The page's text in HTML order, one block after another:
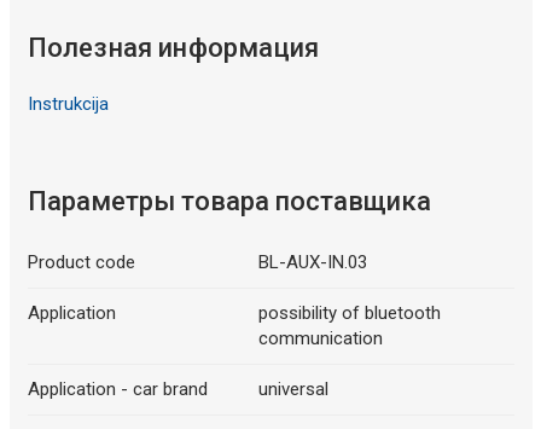
Полезная информация
Instrukcija
Параметры товара поставщика
Product code BL-AUX-IN.03
Application
possibility of bluetooth
communication
Application - car brand universal